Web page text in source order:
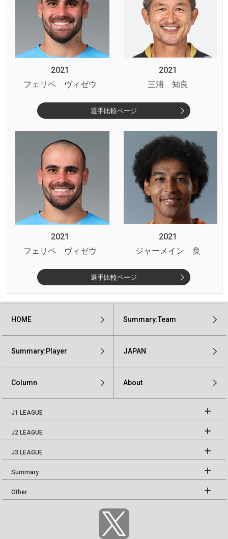
2021
2021
フェリペ ヴィゼウ
三浦 知良
選手比較ページ
2021
2021
フェリペ ヴィゼウ
ジャーメイン 良
選手比較ページ
HOME Summary:Team
Summary:Player JAPAN
Column About
J1 LEAGUE
J2 LEAGUE
J3 LEAGUE
Summary
Other